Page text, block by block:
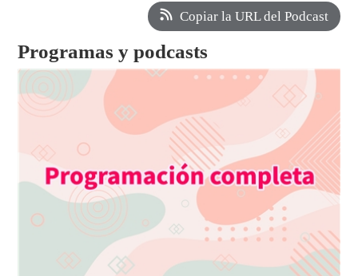
Copiar la URL del Podcast
Programas y podcasts